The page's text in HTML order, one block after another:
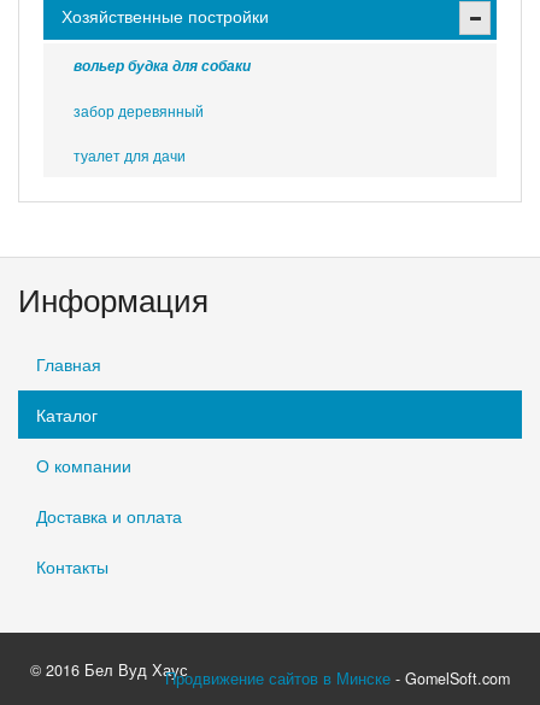
Хозяйственные постройки
вольер будка для собаки
забор деревянный
туалет для дачи
Информация
Главная
Каталог
О компании
Доставка и оплата
Контакты
© 2016 Бел Вуд ХаусПродвижение сайтов в Минске - GomelSoft.com